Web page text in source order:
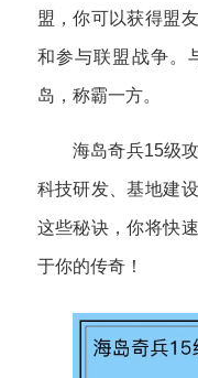
盟，你可以获得盟
和参与联盟战争。
岛，称霸一方。
海岛奇兵15级
科技研发、基地建
这些秘诀，你将快
于你的传奇！